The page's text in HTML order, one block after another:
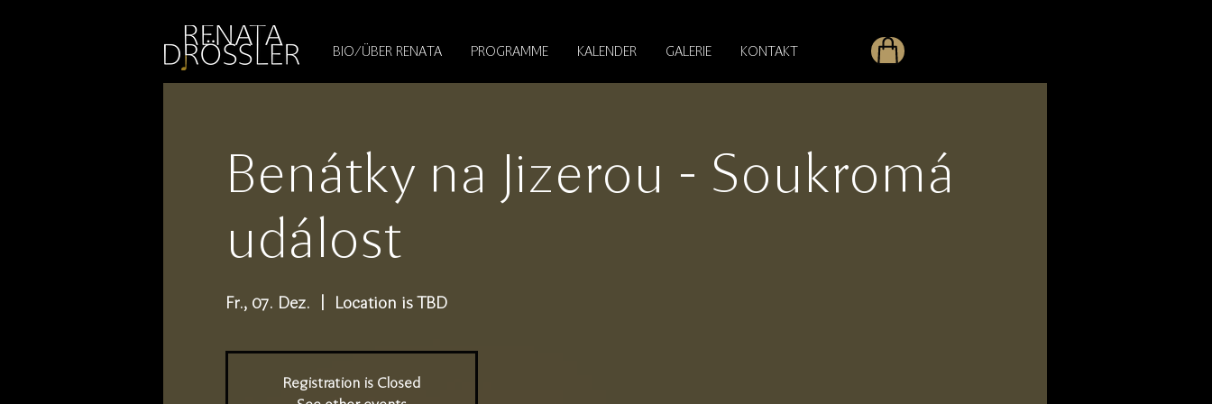
BIO/ÜBER RENATA PROGRAMME KALENDER GALERIE KONTAKT
Benátky na Jizerou - Soukromá
událost
Fr., 07. Dez. Location is TBD
Registration is Closed